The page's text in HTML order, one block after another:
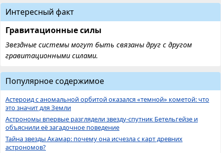
Интересный факт
Гравитационные силы
Звездные системы могут быть связаны друг с другом
гравитационными силами.
Популярное содержимое
Астероид с аномальной орбитой оказался «темной» кометой: что
это значит для Земли
Астрономы впервые разглядели звезду-спутник Бетельгейзе и
объяснили её загадочное поведение
Тайна звезды Акамар: почему она исчезла с карт древних
астрономов?